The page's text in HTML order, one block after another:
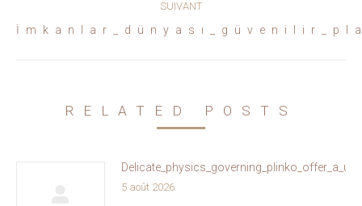
SUIVANT
Article
RELATED POSTS
5 août 2026